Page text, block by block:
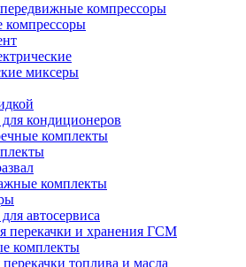
компрессоры
миксеры
кондиционеров
комплекты
комплекты
автосервиса
перекачки и хранения ГСМ
комплекты
топлива и масла